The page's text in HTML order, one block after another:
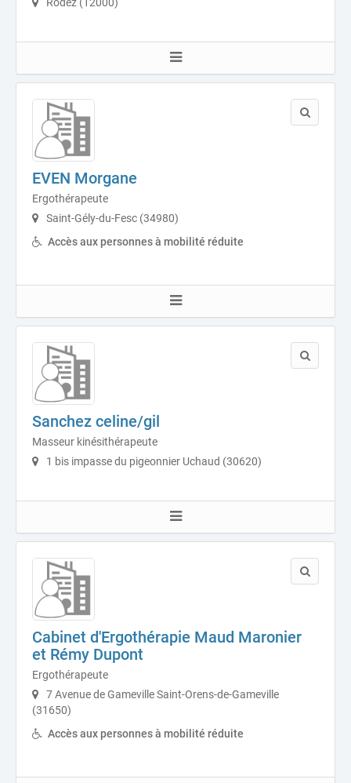
EVEN Morgane
Ergothérapeute
Saint-Gély-du-Fesc (34980)
Accès aux personnes à mobilité réduite
Sanchez celine/gil
Masseur kinésithérapeute
1 bis impasse du pigeonnier Uchaud (30620)
Cabinet d'Ergothérapie Maud Maronier
et Rémy Dupont
Ergothérapeute
7 Avenue de Gameville Saint-Orens-de-Gameville
(31650)
Accès aux personnes à mobilité réduite